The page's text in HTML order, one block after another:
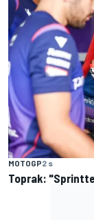
MOTOGP2 s
Toprak: "Sprintte